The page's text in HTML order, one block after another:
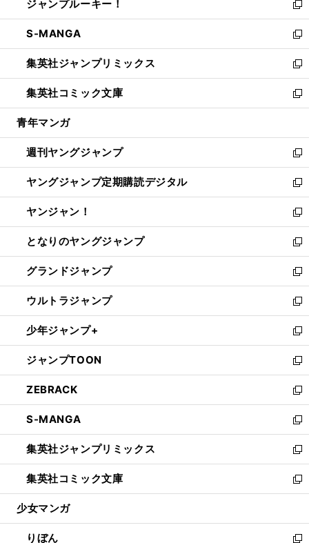
く
で
開
く
ド
ウ
で
開
く
ィ
ン
ド
ウ
で
開
く
い
ウ
ィ
ン
ド
ウ
で
開
ジャンプルーキー！
新
し
い
ウ
ィ
ン
ド
ウ
開
く
S-MANGA
新
し
い
ウ
ィ
ン
ウ
で
開
く
集英社ジャンプリミックス
新
し
い
ウ
ン
ド
ウ
で
開
く
集英社コミック文庫
新
し
ウ
ィ
ン
ド
ウ
で
開
く
青年マンガ
週刊ヤングジャンプ
新
し
い
ウ
ィ
ン
ド
ウ
で
開
く
ヤングジャンプ定期購読デジタル
新
し
い
ウ
ィ
ン
ド
ウ
で
開
く
ヤンジャン！
新
し
い
ウ
ィ
ン
ド
ウ
で
開
く
となりのヤングジャンプ
新
し
い
ウ
ィ
ン
ド
ウ
で
開
く
グランドジャンプ
新
し
い
ウ
ィ
ン
ド
ウ
で
開
く
ウルトラジャンプ
新
し
い
ウ
ィ
ン
ド
ウ
で
開
く
少年ジャンプ+
新
し
い
ウ
ィ
ン
ド
ウ
で
開
く
ジャンプTOON
新
し
い
ウ
ィ
ン
ド
ウ
で
開
ZEBRACK
新
し
い
ウ
ィ
ン
ド
ウ
開
く
S-MANGA
新
し
い
ウ
ィ
ン
ウ
で
集英社ジャンプリミックス
新
し
い
ウ
ン
ド
集英社コミック文庫
新
し
ウ
ィ
少女マンガ
りぼん